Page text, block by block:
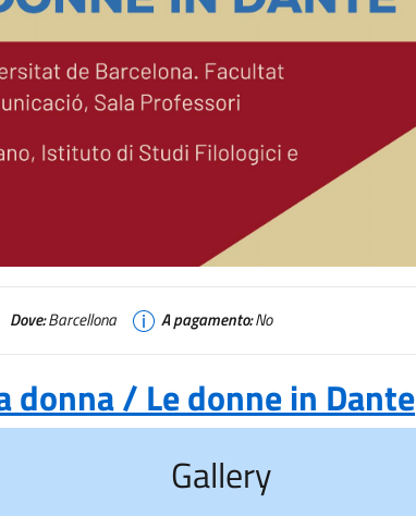
Dove:Barcellona A pagamento:No
donna / Le donne in Dante
Gallery